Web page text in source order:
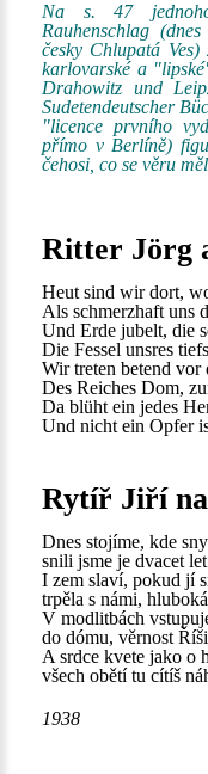
Na s. 47
Rauhenschlag
česky Chlupatá
karlovarské a
Drahowitz und
Sudetendeutscher
"licence prvního
přímo v Berlíně)
čehosi, co se věru
Ritter Jörg
Heut sind wir dort,
Als schmerzhaft uns
Und Erde jubelt, die
Die Fessel unsres
Wir treten betend vor
Des Reiches Dom,
Da blüht ein jedes
Und nicht ein Opfer
Rytíř Jiří
Dnes stojíme, kde
snili jsme je dvacet
I zem slaví, pokud jí
trpěla s námi,
V modlitbách
do dómu, věrnost
A srdce kvete jako o
všech obětí tu cítíš
1938